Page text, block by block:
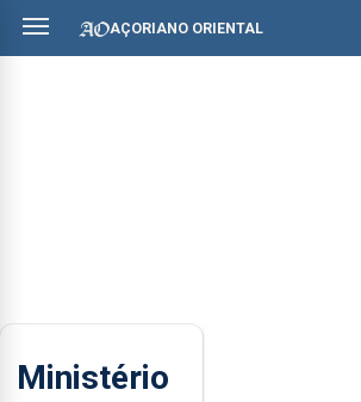
AÇORIANO ORIENTAL
Ministério